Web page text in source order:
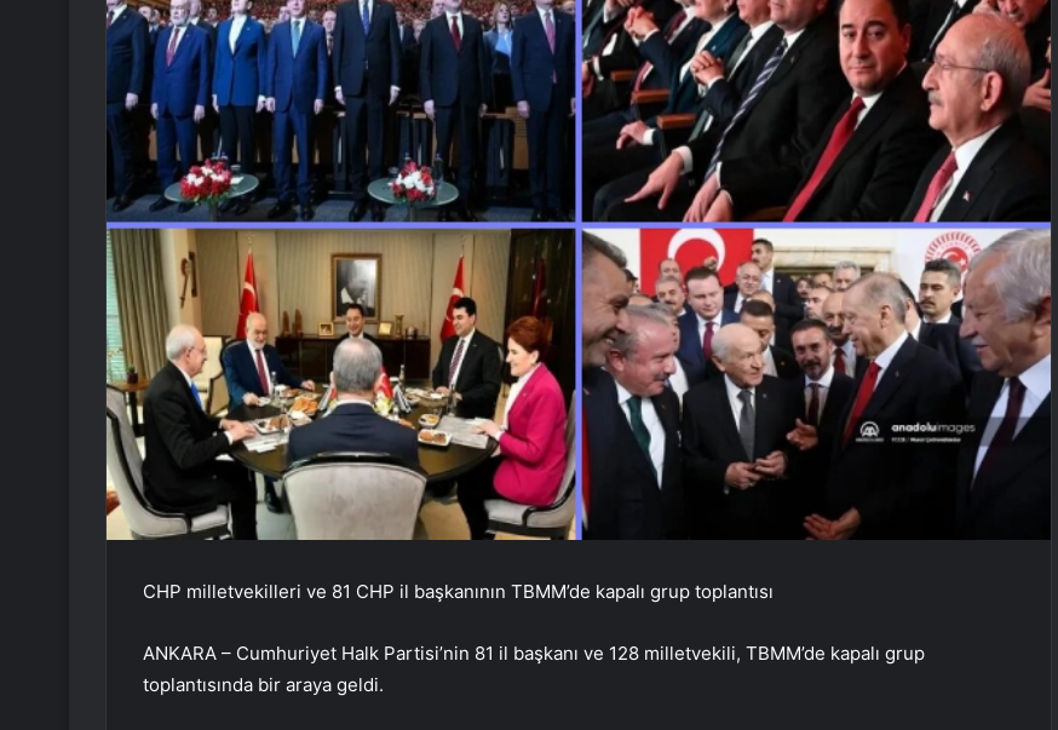
CHP milletvekilleri ve 81 CHP il başkanının TBMM’de kapalı grup toplantısı
ANKARA – Cumhuriyet Halk Partisi’nin 81 il başkanı ve 128 milletvekili, TBMM’de kapalı grup
toplantısında bir araya geldi.